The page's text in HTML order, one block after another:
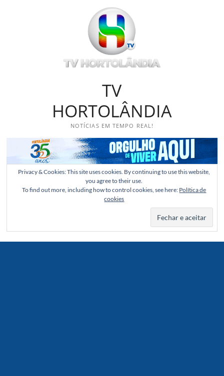
TV
HORTOLÂNDIA
NOTÍCIAS EM TEMPO REAL!
Privacy & Cookies: This site uses cookies. By continuing to use this website,
you agree to their use.
To find out more, including how to control cookies, see here: Política de
cookies